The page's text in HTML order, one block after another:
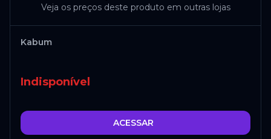
Veja os preços deste produto em outras lojas
Kabum
Indisponível
ACESSAR